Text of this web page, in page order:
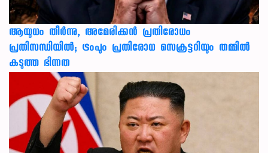
ആയുധം തീർന്നു, അമേരിക്കൻ പ്രതിരോധം
പ്രതിസന്ധിയിൽ; ട്രംപും പ്രതിരോധ സെക്രട്ടറിയും തമ്മിൽ
കടുത്ത ഭിന്നത